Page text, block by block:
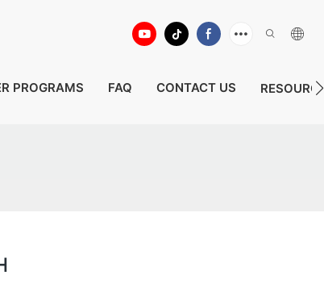
PROGRAMS FAQ CONTACT US